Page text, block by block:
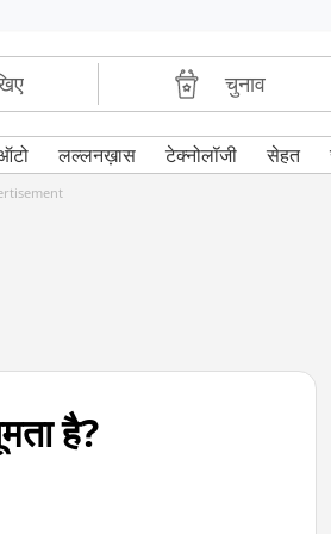
चुनाव
लल्लनख़ास टेक्नोलॉजी सेहत
है?